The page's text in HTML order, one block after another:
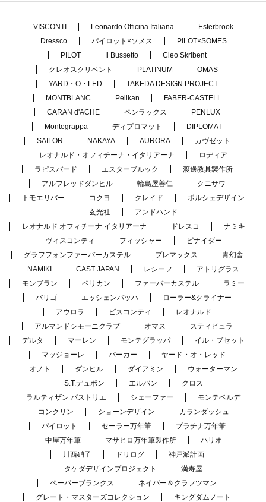
VISCONTI Leonardo Officina Italiana
Esterbrook
Dressco
パイロット×ソメス
PILOT×SOMES
PILOT
Il Bussetto
Cleo Skribent
クレオスクリベント
PLATINUM
OMAS
YARD・O・LED
TAKEDA DESIGN PROJECT
MONTBLANC
Pelikan
FABER-CASTELL
CARAN d'ACHE
ペンラックス
PENLUX
Montegrappa
ディプロマット
DIPLOMAT
SAILOR
NAKAYA AURORA
カヴゼット
レオナルド・オフィチーナ・イタリアーナ
ロディア
ラピスバード
エスターブルック
渡邊教具製作所
アルフレッドダンヒル
輪島屋善仁
クニサワ
トモエリバー
コクヨ クレイド
ポルシェデザイン
玄光社
アンドハンド
レオナルド オフィチーナ イタリアーナ
ドレスコ
ナミキ
ヴィスコンティ
フィッシャー
ピナイダー
グラフフォンファーバーカステル
プレマックス
青幻舎
NAMIKI
CAST JAPAN レシーフ
アトリグラス
モンブラン
ペリカン ファーバーカステル
ラミー
バリゴ
エッシェンバッハ
ローラー&クライナー
アウロラ
ビスコンティ
レオナルド
アルマンドシモーニクラブ
オマス
スティピュラ
デルタ
マーレン モンテグラッパ
イル・ブセット
マッジョーレ
パーカー
ヤード・オ・レッド
オノト
ダンヒル ダイアミン
ウォーターマン
S.T.デュポン
エルバン
クロス
ラルティザン パストリエ
シェーファー
モンテベルデ
コンクリン
ショーンデザイン
カランダッシュ
パイロット
セーラー万年筆
プラチナ万年筆
中屋万年筆
マサヒロ万年筆製作所
ハリオ
川西硝子
ドリログ
神戸派計画
タケダデザインプロジェクト
満寿屋
ペーパーブランクス
ネイバー＆クラフツマン
グレート・マスターズコレクション
キングダムノート